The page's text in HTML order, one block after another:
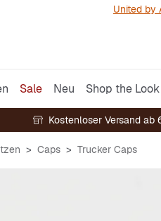
United by
Sale Neu Shop the Look
Kostenloser Versand ab
Caps Trucker Caps